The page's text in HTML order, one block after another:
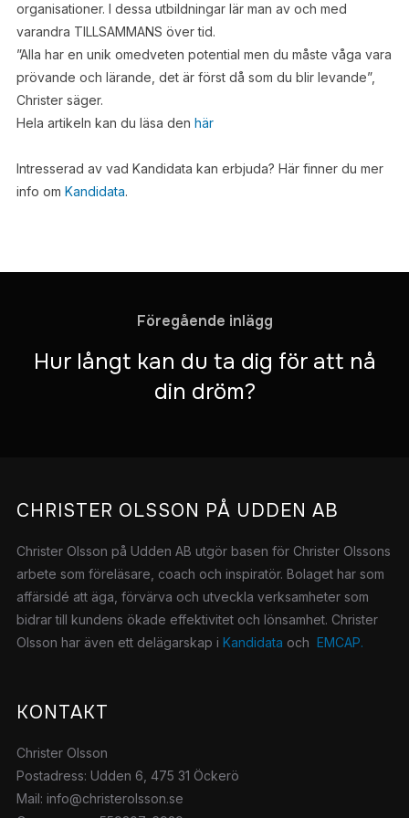
organisationer. I dessa utbildningar lär man av och med
varandra TILLSAMMANS över tid.
”Alla har en unik omedveten potential men du måste våga vara
prövande och lärande, det är först då som du blir levande”,
Christer säger.
Hela artikeln kan du läsa den här
Intresserad av vad Kandidata kan erbjuda? Här finner du mer
info om Kandidata.
Föregående inlägg
Hur långt kan du ta dig för att nå
din dröm?
CHRISTER OLSSON PÅ UDDEN AB
Christer Olsson på Udden AB utgör basen för Christer Olssons
arbete som föreläsare, coach och inspiratör. Bolaget har som
affärsidé att äga, förvärva och utveckla verksamheter som
bidrar till kundens ökade effektivitet och lönsamhet. Christer
Olsson har även ett delägarskap i Kandidata och EMCAP.
KONTAKT
Christer Olsson
Postadress: Udden 6, 475 31 Öckerö
Mail: info@christerolsson.se